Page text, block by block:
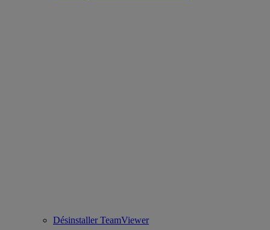
Désinstaller TeamViewer